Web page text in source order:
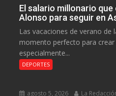
El salario millonario
Alonso para seguir en
Las vacaciones de verano de
momento perfecto para
especialmente...
DEPORTES
agosto 5, 2026 La